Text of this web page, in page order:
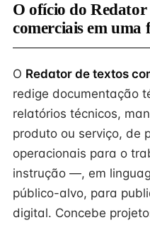
O ofício do Redator
comerciais em uma
O Redator de textos
redige documentação
relatórios técnicos,
produto ou serviço, de
operacionais para o
instrução —, em
público-alvo, para
digital. Concebe